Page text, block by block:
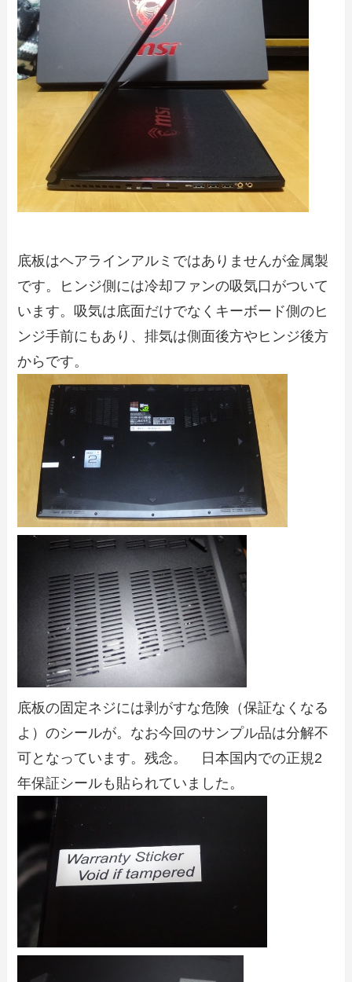
底板はヘアラインアルミではありませんが金属製
です。ヒンジ側には冷却ファンの吸気口がついて
います。吸気は底面だけでなくキーボード側のヒ
ンジ手前にもあり、排気は側面後方やヒンジ後方
からです。
底板の固定ネジには剥がすな危険（保証なくなる
よ）のシールが。なお今回のサンプル品は分解不
可となっています。残念。 日本国内での正規2
年保証シールも貼られていました。